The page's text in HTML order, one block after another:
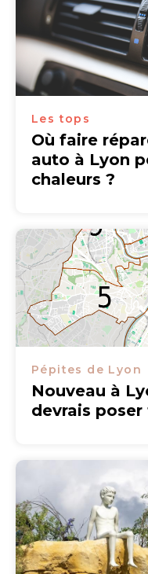
Les tops
Où faire
auto à Lyon
chaleurs ?
Pépites de Lyon
Nouveau à
devrais poser